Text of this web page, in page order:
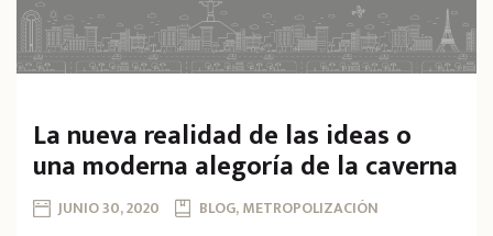
La nueva realidad de las ideas o
una moderna alegoría de la caverna
JUNIO 30, 2020 BLOG, METROPOLIZACIÓN